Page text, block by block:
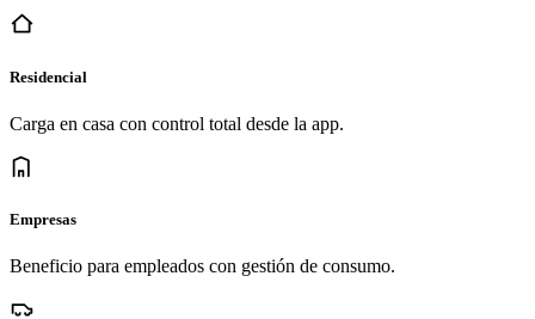
Residencial
Carga en casa con control total desde la app.
Empresas
Beneficio para empleados con gestión de consumo.